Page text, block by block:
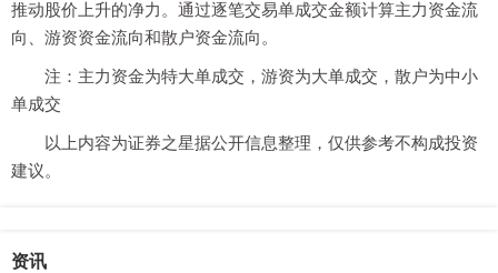
推动股价上升的净力。通过逐笔交易单成交金额计算主力资金流
向、游资资金流向和散户资金流向。
注：主力资金为特大单成交，游资为大单成交，散户为中小
单成交
以上内容为证券之星据公开信息整理，仅供参考不构成投资
建议。
资讯